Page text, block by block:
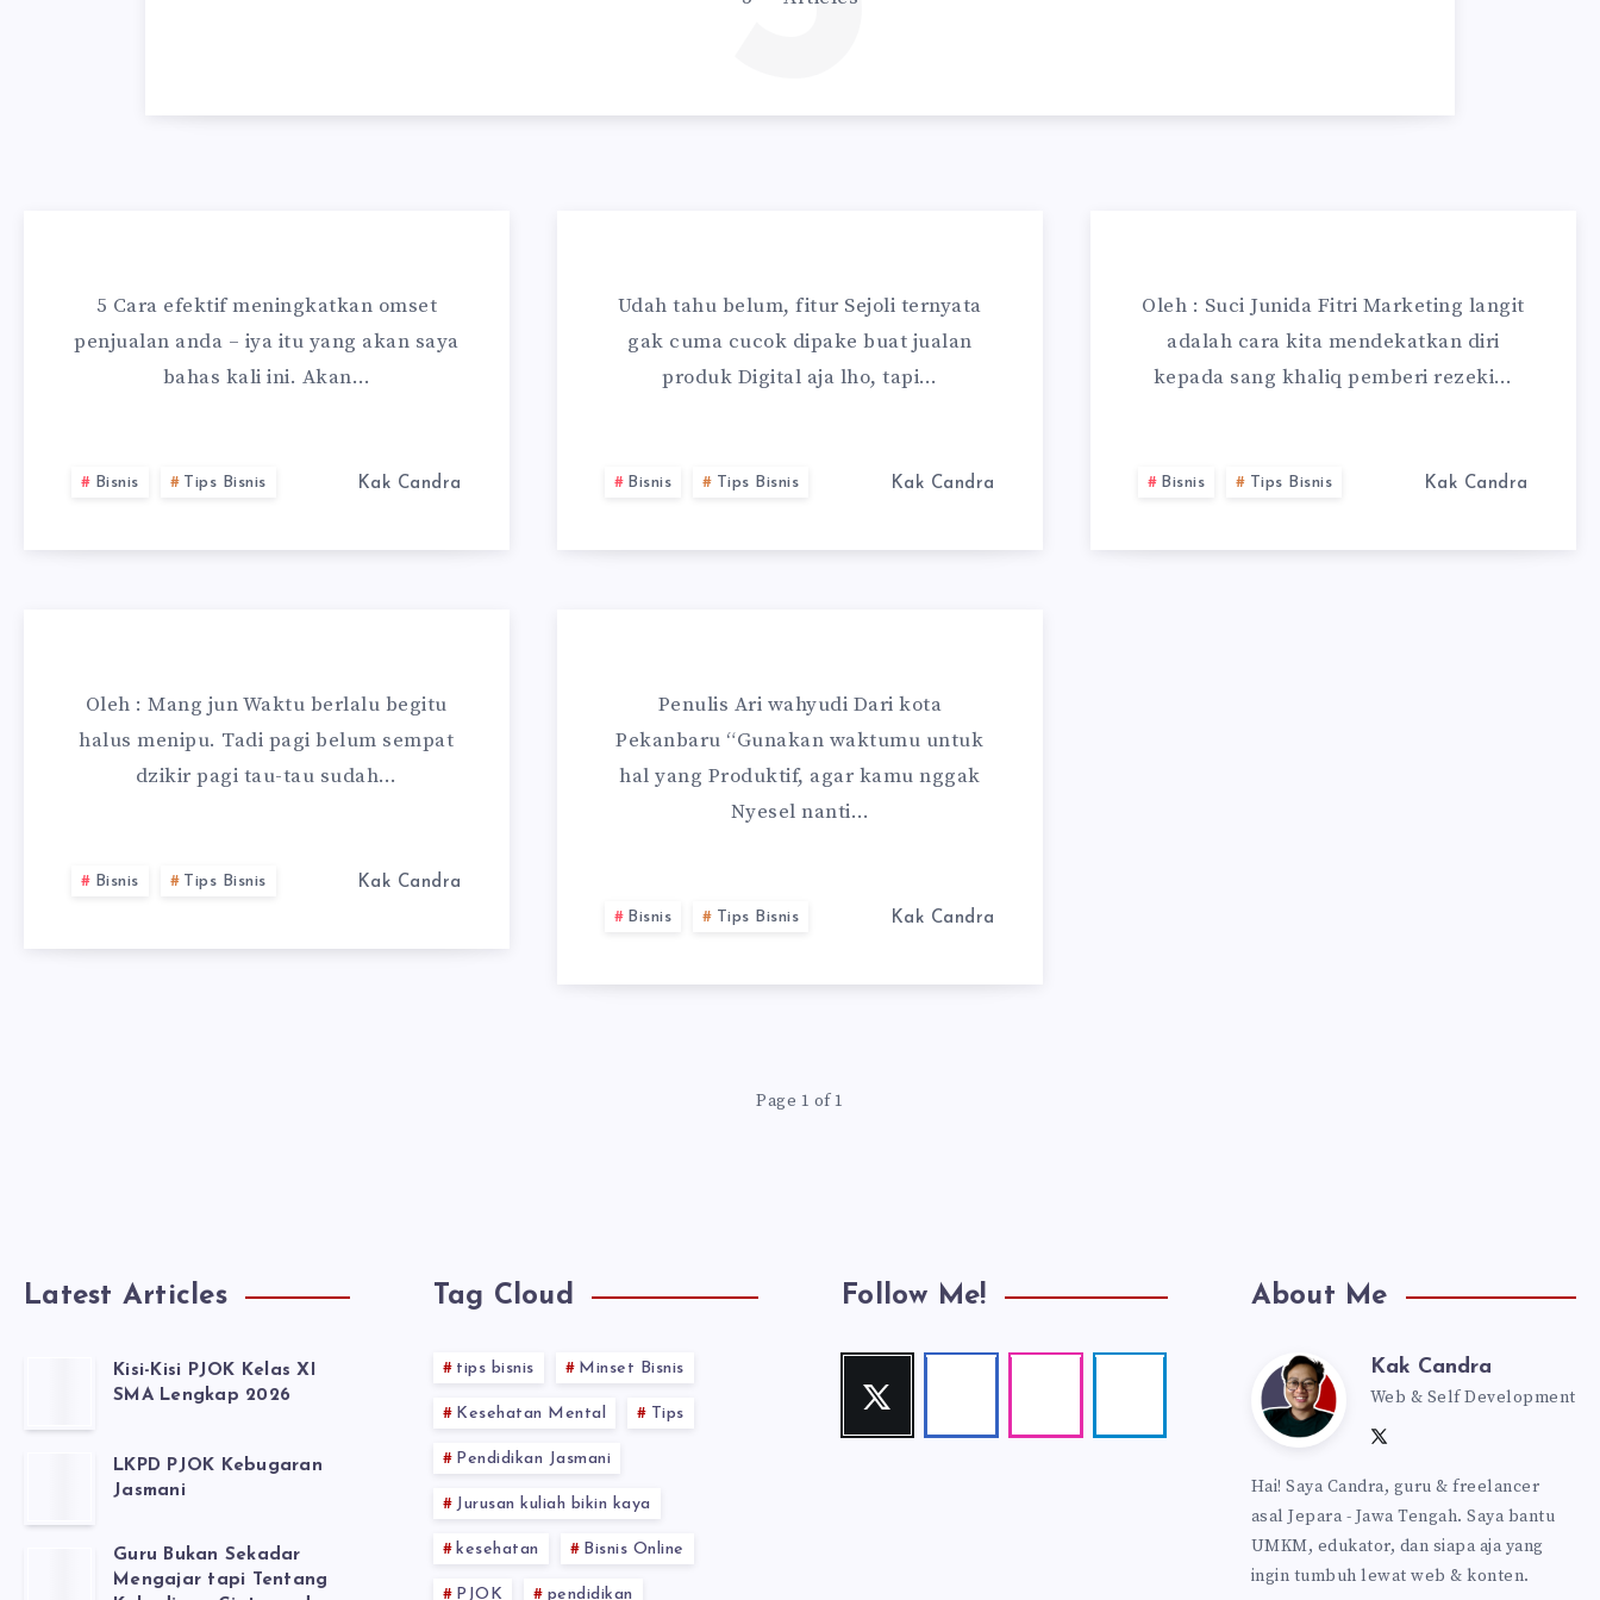
5 Cara efektif meningkatkan omset
penjualan anda – iya itu yang akan saya
bahas kali ini. Akan…
Bisnis Tips Bisnis Kak Candra
Udah tahu belum, fitur Sejoli ternyata
gak cuma cucok dipake buat jualan
produk Digital aja lho, tapi…
Bisnis Tips Bisnis Kak Candra
Oleh : Suci Junida Fitri Marketing langit
adalah cara kita mendekatkan diri
kepada sang khaliq pemberi rezeki…
Bisnis Tips Bisnis Kak Candra
Oleh : Mang jun Waktu berlalu begitu
halus menipu. Tadi pagi belum sempat
dzikir pagi tau-tau sudah…
Bisnis Tips Bisnis Kak Candra
Penulis Ari wahyudi Dari kota
Pekanbaru “Gunakan waktumu untuk
hal yang Produktif, agar kamu nggak
Nyesel nanti…
Bisnis Tips Bisnis Kak Candra
Page 1 of 1
Latest Articles
Kisi-Kisi PJOK Kelas XI
SMA Lengkap 2026
LKPD PJOK Kebugaran
Jasmani
Guru Bukan Sekadar
Mengajar tapi Tentang
Tag Cloud
tips bisnis Minset Bisnis
Kesehatan Mental Tips
Pendidikan Jasmani
Jurusan kuliah bikin kaya
kesehatan Bisnis Online
PJOK pendidikan
Follow Me!
Twitter
Follow
About Me
Kak
Candra
Kak Candra
Web & Self Development
Follow
on
Twitter
Facebook
Hai! Saya Candra, guru & freelancer
asal Jepara - Jawa Tengah. Saya bantu
UMKM, edukator, dan siapa aja yang
ingin tumbuh lewat web & konten.